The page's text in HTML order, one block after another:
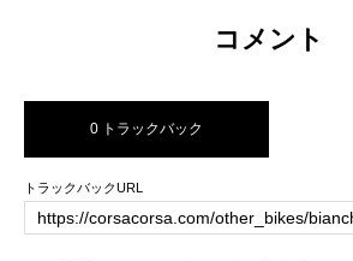
コメント
0 トラックバック
トラックバックURL